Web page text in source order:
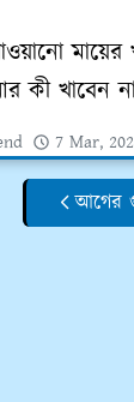
মায়ের
কী খাবেন
7 Mar,
আগের